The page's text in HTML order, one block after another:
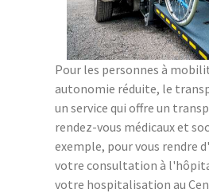
Pour les personnes à
autonomie réduite, le
un service qui offre un
rendez-vous médicaux et
exemple, pour vous rendre
votre consultation à
votre hospitalisation au